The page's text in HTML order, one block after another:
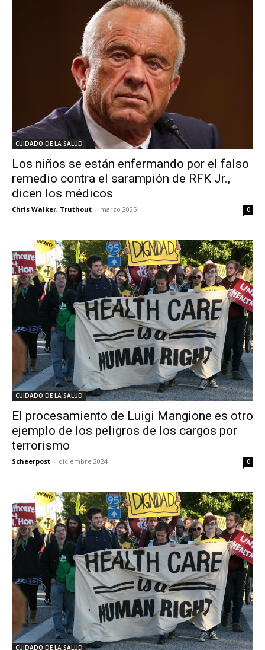
CUIDADO DE LA SALUD
Los niños se están enfermando por el falso
remedio contra el sarampión de RFK Jr.,
dicen los médicos
Chris Walker, Truthout - marzo 2025 0
CUIDADO DE LA SALUD
El procesamiento de Luigi Mangione es otro
ejemplo de los peligros de los cargos por
terrorismo
Scheerpost - diciembre 2024 0
CUIDADO DE LA SALUD